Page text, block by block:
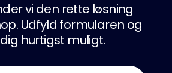
vi den rette løsning
Udfyld formularen og
hurtigst muligt.